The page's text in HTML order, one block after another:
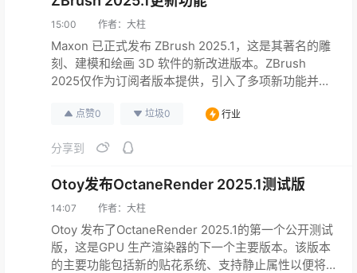
15:00 作者： 大柱
Maxon 已正式发布 ZBrush 2025.1，这是其著名的雕
刻、建模和绘画 3D 软件的新改进版本。ZBrush
2025仅作为订阅者版本提供，引入了多项新功能并增
能。 此次更新的亮点之一是全新的“重复相似”功能，
量的网格上重复更改。根据 Maxon 的说法，该功能包
点赞0 垃圾0 行业
分享到
Otoy发布OctaneRender 2025.1测试版
14:07 作者： 大柱
Otoy 发布了OctaneRender 2025.1的第一个公开测试
版，这是GPU 生产渲染器的下一个主要版本。该版本
的主要功能包括新的贴花系统、支持静止属性以便将